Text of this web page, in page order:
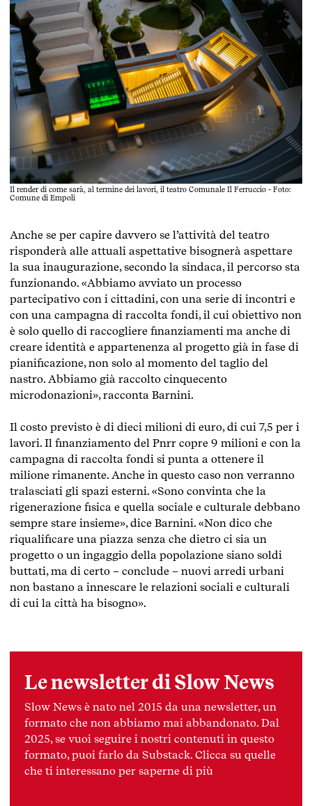
Il render di come sarà, al termine dei lavori, il teatro Comunale Il Ferruccio - Foto:
Comune di Empoli
Anche se per capire davvero se l’attività del teatro
risponderà alle attuali aspettative bisognerà aspettare
la sua inaugurazione, secondo la sindaca, il percorso sta
funzionando. «Abbiamo avviato un processo
partecipativo con i cittadini, con una serie di incontri e
con una campagna di raccolta fondi, il cui obiettivo non
è solo quello di raccogliere finanziamenti ma anche di
creare identità e appartenenza al progetto già in fase di
pianificazione, non solo al momento del taglio del
nastro. Abbiamo già raccolto cinquecento
microdonazioni», racconta Barnini.
Il costo previsto è di dieci milioni di euro, di cui 7,5 per i
lavori. Il finanziamento del Pnrr copre 9 milioni e con la
campagna di raccolta fondi si punta a ottenere il
milione rimanente. Anche in questo caso non verranno
tralasciati gli spazi esterni. «Sono convinta che la
rigenerazione fisica e quella sociale e culturale debbano
sempre stare insieme», dice Barnini. «Non dico che
riqualificare una piazza senza che dietro ci sia un
progetto o un ingaggio della popolazione siano soldi
buttati, ma di certo – conclude – nuovi arredi urbani
non bastano a innescare le relazioni sociali e culturali
di cui la città ha bisogno».
Le newsletter di Slow News
Slow News è nato nel 2015 da una newsletter, un
formato che non abbiamo mai abbandonato. Dal
2025, se vuoi seguire i nostri contenuti in questo
formato, puoi farlo da Substack. Clicca su quelle
che ti interessano per saperne di più